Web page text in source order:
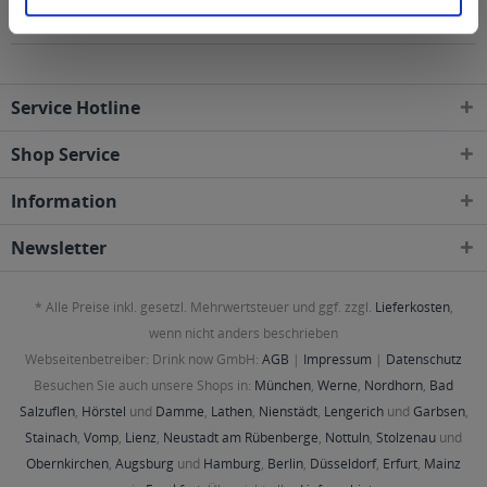
Gebieten geliefert
Service Hotline
Shop Service
Information
Newsletter
* Alle Preise inkl. gesetzl. Mehrwertsteuer und ggf. zzgl. Lieferkosten,
wenn nicht anders beschrieben
Webseitenbetreiber: Drink now GmbH: AGB | Impressum | Datenschutz
Besuchen Sie auch unsere Shops in: München, Werne, Nordhorn, Bad
Salzuflen, Hörstel und Damme, Lathen, Nienstädt, Lengerichund Garbsen,
Stainach, Vomp, Lienz, Neustadt am Rübenberge, Nottuln, Stolzenau und
Obernkirchen, Augsburg und Hamburg, Berlin, Düsseldorf, Erfurt, Mainz